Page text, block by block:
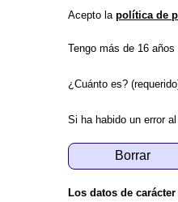
Acepto la política de
Tengo más de 16
¿Cuánto es?
Si ha habido un error
Los datos de carácter